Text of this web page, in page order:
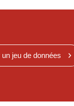
un jeu de données